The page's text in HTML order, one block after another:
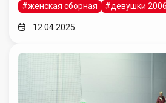
#женская сборная #девушки 2006
12.04.2025